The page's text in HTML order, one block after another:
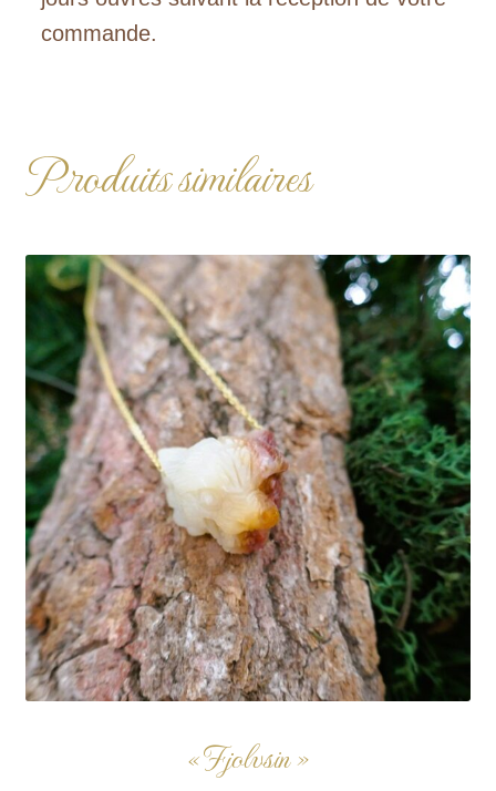
commande.
Produits similaires
« Fjolvsin »